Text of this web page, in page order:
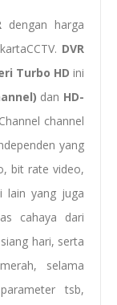
dengan harga
DVR
Turbo HD ini
dan HD-
Channel channel
yang
bit rate video,
lain yang juga
cahaya dari
hari, serta
selama
tsb,